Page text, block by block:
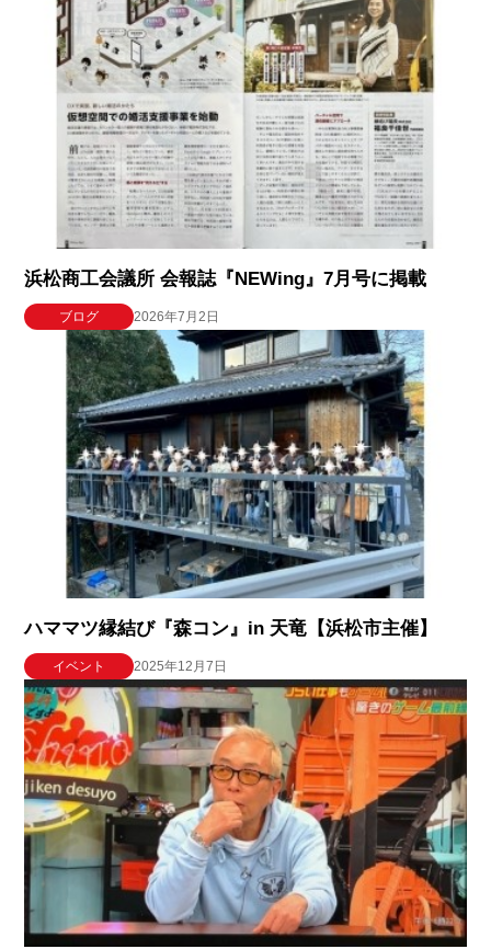
浜松商工会議所 会報誌『NEWing』7月号に掲載
ブログ 2026年7月2日
ハママツ縁結び『森コン』in 天竜【浜松市主催】
イベント 2025年12月7日